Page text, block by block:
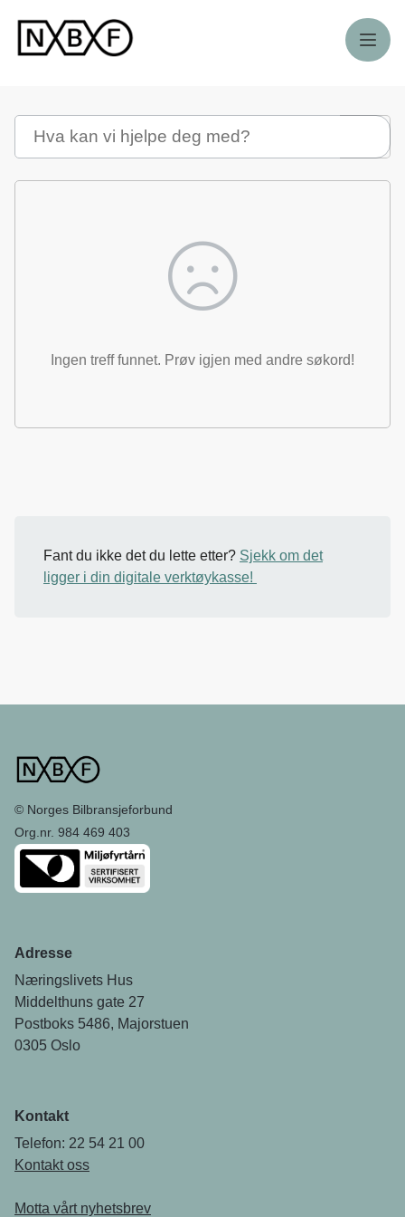
Meny
Søk
Ingen treff funnet. Prøv igjen med andre søkord!
Fant du ikke det du lette etter? Sjekk om det
ligger i din digitale verktøykasse!
© Norges Bilbransjeforbund
Org.nr. 984 469 403
Adresse
Næringslivets Hus
Middelthuns gate 27
Postboks 5486, Majorstuen
0305 Oslo
Kontakt
Telefon: 22 54 21 00
Kontakt oss
Motta vårt nyhetsbrev